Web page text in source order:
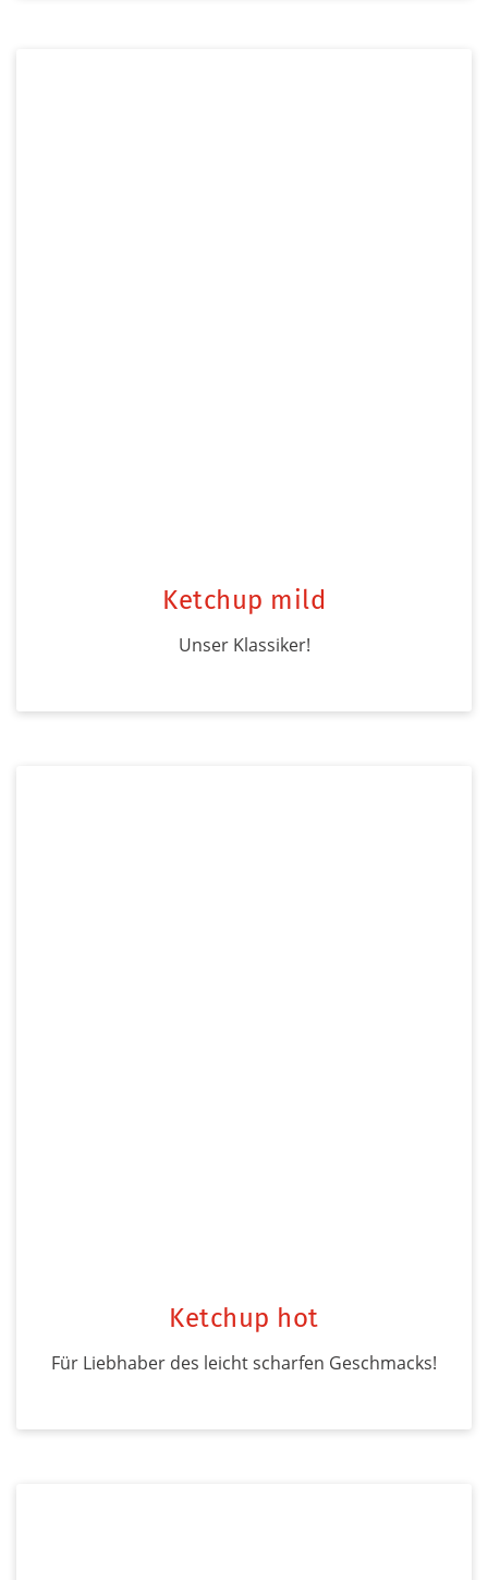
Ketchup mild
Unser Klassiker!
Ketchup hot
Für Liebhaber des leicht scharfen Geschmacks!